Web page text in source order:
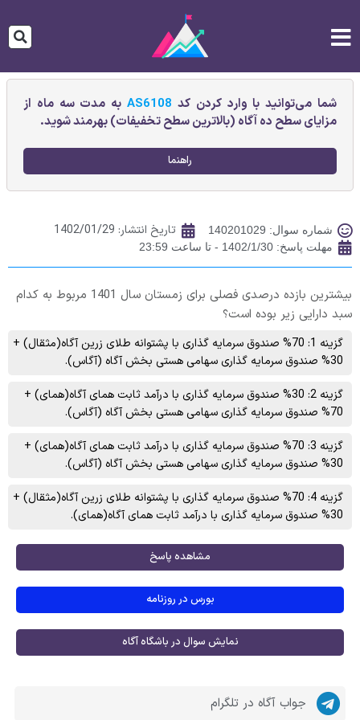
شما می‌توانید با وارد کردن کد AS6108به مدت سه ماه از
مزایای سطح ده آگاه (بالاترین سطح تخفیفات) بهرمند شوید.
راهنما
شماره سوال: 140201029 تاریخ انتشار: 1402/01/29
مهلت پاسخ: 1402/1/30 - تا ساعت 23:59
بیشترین بازده درصدی فصلی برای زمستان سال 1401 مربوط به کدام
سبد دارایی زیر بوده است؟
گزینه 1: 70% صندوق سرمایه گذاری با پشتوانه طلای زرین آگاه(مثقال) +
30% صندوق سرمایه گذاری سهامی هستی بخش آگاه (آگاس).
گزینه 2: 30% صندوق سرمایه گذاری با درآمد ثابت همای آگاه(همای) +
70% صندوق سرمایه گذاری سهامی هستی بخش آگاه (آگاس).
گزینه 3: 70% صندوق سرمایه گذاری با درآمد ثابت همای آگاه(همای) +
30% صندوق سرمایه گذاری سهامی هستی بخش آگاه (آگاس).
گزینه 4: 70% صندوق سرمایه گذاری با پشتوانه طلای زرین آگاه(مثقال) +
30% صندوق سرمایه گذاری با درآمد ثابت همای آگاه(همای).
مشاهده پاسخ
بورس در روزنامه
نمایش سوال در باشگاه آگاه
جواب آگاه در تلگرام